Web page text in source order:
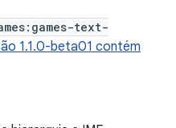
text-
1.1.0-beta01 contém